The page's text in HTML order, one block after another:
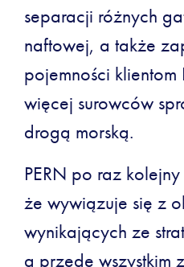
separacji różnych
naftowej, a także
pojemności
więcej surowców
drogą morską.
PERN po raz
że wywiązuje się z
wynikających ze
a przede wszystkim